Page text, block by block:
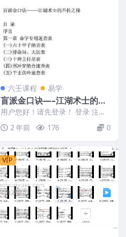
六壬课程 易学
盲派金口诀—–江湖术士的不
传之秘.pdf
用户您好！请先登录！ 登录 注册
2 年前 176 0
VIP